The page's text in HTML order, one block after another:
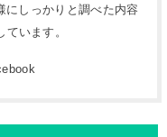
にしっかりと調べた内容
います。